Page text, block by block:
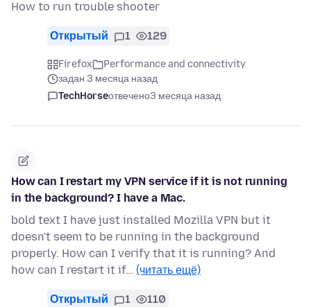
How to run trouble shooter
Открытый 1 129
Firefox
Performance and connectivity
задан 3 месяца назад
TechHorseотвечено3 месяца назад
How can I restart my VPN service if it is not running
in the background? I have a Mac.
bold text I have just installed Mozilla VPN but it
doesn't seem to be running in the background
properly. How can I verify that it is running? And
how can I restart it if… (читать ещё)
Открытый 1 110